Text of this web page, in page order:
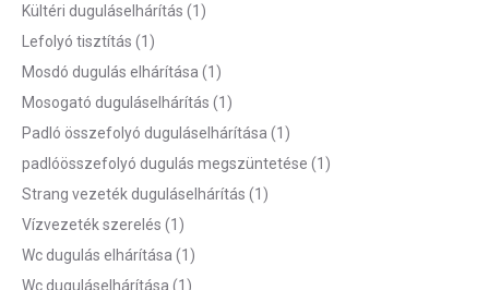
Kültéri duguláselhárítás (1)
Lefolyó tisztítás (1)
Mosdó dugulás elhárítása (1)
Mosogató duguláselhárítás (1)
Padló összefolyó duguláselhárítása (1)
padlóösszefolyó dugulás megszüntetése (1)
Strang vezeték duguláselhárítás (1)
Vízvezeték szerelés (1)
Wc dugulás elhárítása (1)
Wc duguláselhárítása (1)